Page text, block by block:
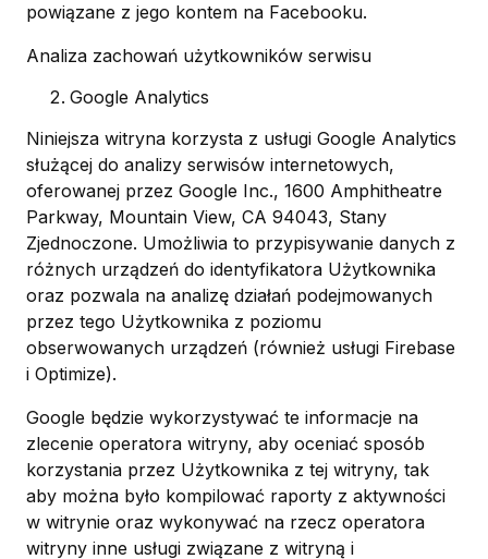
powiązane z jego kontem na Facebooku.
Analiza zachowań użytkowników serwisu
Google Analytics
Niniejsza witryna korzysta z usługi Google Analytics
służącej do analizy serwisów internetowych,
oferowanej przez Google Inc., 1600 Amphitheatre
Parkway, Mountain View, CA 94043, Stany
Zjednoczone. Umożliwia to przypisywanie danych z
różnych urządzeń do identyfikatora Użytkownika
oraz pozwala na analizę działań podejmowanych
przez tego Użytkownika z poziomu
obserwowanych urządzeń (również usługi Firebase
i Optimize).
Google będzie wykorzystywać te informacje na
zlecenie operatora witryny, aby oceniać sposób
korzystania przez Użytkownika z tej witryny, tak
aby można było kompilować raporty z aktywności
w witrynie oraz wykonywać na rzecz operatora
witryny inne usługi związane z witryną i